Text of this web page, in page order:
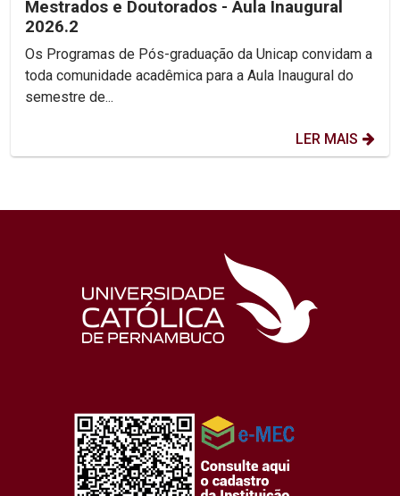
Mestrados e Doutorados - Aula Inaugural
2026.2
Os Programas de Pós-graduação da Unicap convidam a
toda comunidade acadêmica para a Aula Inaugural do
semestre de...
LER MAIS